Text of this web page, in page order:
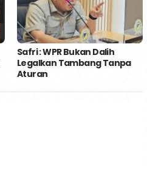
Safri : WPR Bukan Dalih
Legalkan Tambang Tanpa
Aturan